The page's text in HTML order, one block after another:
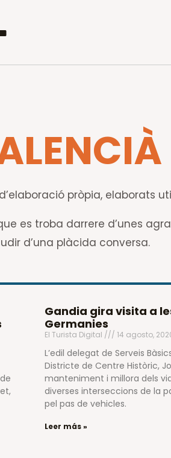
pròpia, elaborats
es troba darrere d’unes
d’una plàcida conversa.
Gandia gira visita a
Germanies
El Turista Digital 14 agosto,
L’edil delegat de Serveis
Districte de Centre Històric,
manteniment i millora dels
diverses interseccions de la
pel pas de vehicles.
Leer más »